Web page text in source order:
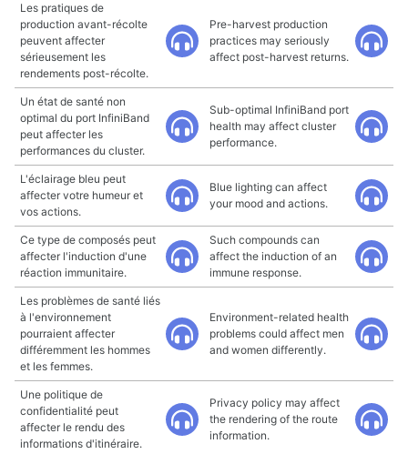
Les pratiques de
production avant-récolte
peuvent affecter
sérieusement les
rendements post-récolte.
Pre-harvest production
practices may seriously
affect post-harvest returns.
Un état de santé non
optimal du port InfiniBand
peut affecter les
performances du cluster.
Sub-optimal InfiniBand port
health may affect cluster
performance.
L'éclairage bleu peut
affecter votre humeur et
vos actions.
Blue lighting can affect
your mood and actions.
Ce type de composés peut
affecter l'induction d'une
réaction immunitaire.
Such compounds can
affect the induction of an
immune response.
Les problèmes de santé liés
à l'environnement
pourraient affecter
différemment les hommes
et les femmes.
Environment-related health
problems could affect men
and women differently.
Une politique de
confidentialité peut
affecter le rendu des
informations d'itinéraire.
Privacy policy may affect
the rendering of the route
information.